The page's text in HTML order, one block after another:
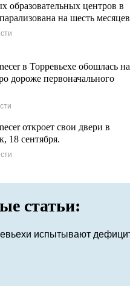
образовательных центров в
на шесть месяцев
в Торревьехе обошлась на
дороже первоначального
откроет свои двери в
18 сентября.
статьи: